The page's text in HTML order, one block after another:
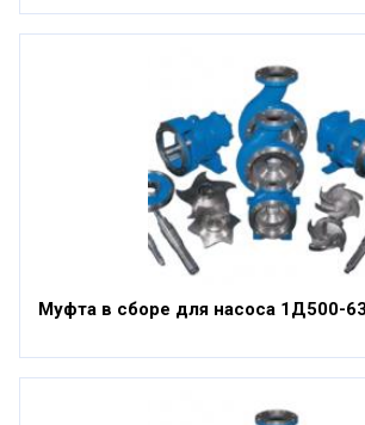
Муфта в сборе для насоса 1Д500-